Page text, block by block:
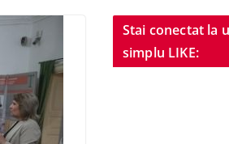
Stai conectat la
simplu LIKE: